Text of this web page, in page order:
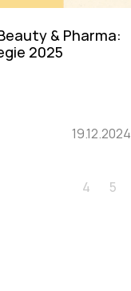
& Pharma:
2025
19.12.2024
4 5